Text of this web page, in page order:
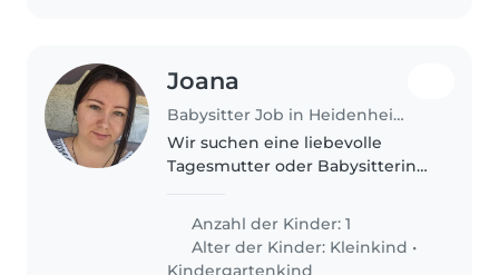
Joana
Babysitter Job in Heidenheim an der Brenz
Wir suchen eine liebevolle
Tagesmutter oder Babysitterin
neugierigen Vorschulkind. Unser
Kind ist voller Energie und
immer bereit für neue
Anzahl der Kinder: 1
Alter der Kinder: Kleinkind •
Kindergartenkind